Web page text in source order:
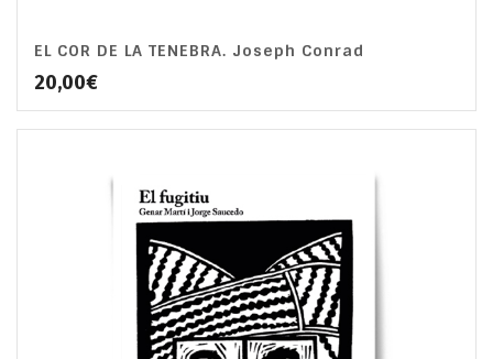
EL COR DE LA TENEBRA. Joseph Conrad
20,00€